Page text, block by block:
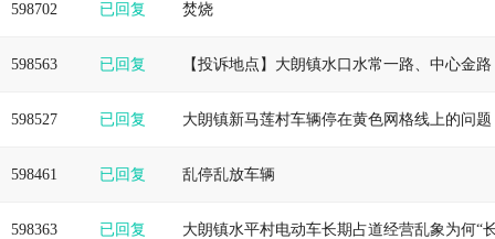
598702 已回复 焚烧
598563 已回复 【投诉地点】大朗镇水口水常一路、中心金路
598527 已回复 大朗镇新马莲村车辆停在黄色网格线上的问题
598461 已回复 乱停乱放车辆
598363 已回复 大朗镇水平村电动车长期占道经营乱象为何“